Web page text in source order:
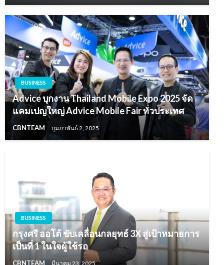
BUSINESS
Advice บุกงาน Thailand Mobile Expo 2025 จัด
แคมเปญใหญ่ Advice Mobile Fair ทั่วประเทศ
CBNTEAM กุมภาพันธ์ 2, 2025
BUSINESS
กรุงศรี ออโต้ ขับเคลื่อนกลยุทธ์ 3X สู่เป้าหมายการ
เป็นที่ 1 ในใจผู้ใช้รถ
CBNTEAM มีนาคม 23, 2025